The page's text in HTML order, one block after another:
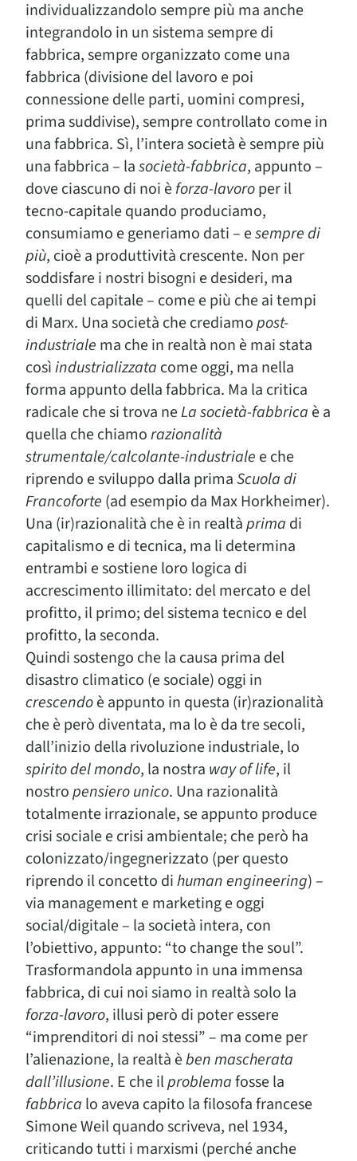
individualizzandolo sempre più ma anche
integrandolo in un sistema sempre di
fabbrica, sempre organizzato come una
fabbrica (divisione del lavoro e poi
connessione delle parti, uomini compresi,
prima suddivise), sempre controllato come in
una fabbrica. Sì, l’intera società è sempre più
una fabbrica – lasocietà-fabbrica, appunto –
dove ciascuno di noi èforza-lavoroper il
tecno-capitale quando produciamo,
consumiamo e generiamo dati – esempre di
più, cioè a produttività crescente. Non per
soddisfare i nostri bisogni e desideri, ma
quelli del capitale – come e più che ai tempi
di Marx. Una società che crediamopost-
industriale ma che in realtà non è mai stata
cosìindustrializzata come oggi, ma nella
forma appunto della fabbrica. Ma la critica
radicale che si trova neLa società-fabbrica è a
quella che chiamorazionalità
strumentale/calcolante-industriale e che
riprendo e sviluppo dalla primaScuola di
Francoforte (ad esempio da Max Horkheimer).
Una (ir)razionalità che è in realtàprima di
capitalismo e di tecnica, ma li determina
entrambi e sostiene loro logica di
accrescimento illimitato: del mercato e del
profitto, il primo; del sistema tecnico e del
profitto, la seconda.
Quindi sostengo che la causa prima del
disastro climatico (e sociale) oggi in
crescendoè appunto in questa (ir)razionalità
che è però diventata, ma lo è da tre secoli,
dall’inizio della rivoluzione industriale, lo
spirito del mondo, la nostra way of life, il
nostropensiero unico. Una razionalità
totalmente irrazionale, se appunto produce
crisi sociale e crisi ambientale; che però ha
colonizzato/ingegnerizzato (per questo
riprendo il concetto dihuman engineering) –
via management e marketing e oggi
social/digitale – la società intera, con
l’obiettivo, appunto: “to change the soul”.
Trasformandola appunto in una immensa
fabbrica, di cui noi siamo in realtà solo la
forza-lavoro, illusi però di poter essere
“imprenditori di noi stessi” – ma come per
l’alienazione, la realtà èben mascherata
dall’illusione. E che ilproblemafosse la
fabbrica lo aveva capito la filosofa francese
Simone Weil quando scriveva, nel 1934,
criticando tutti i marxismi (perché anche